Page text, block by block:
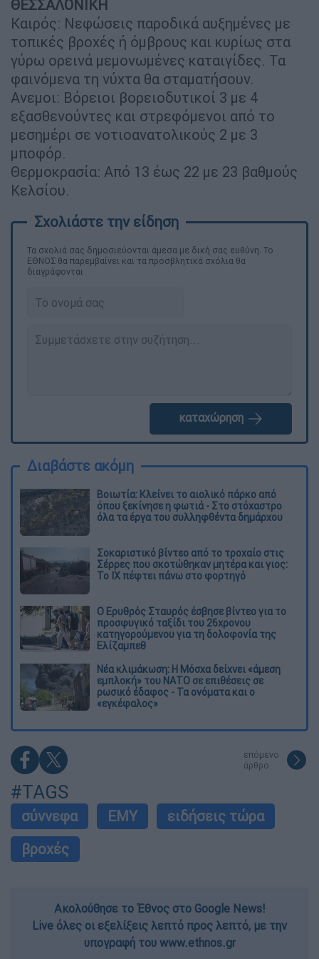
ΘΕΣΣΑΛΟΝΙΚΗ
Καιρός: Νεφώσεις παροδικά αυξημένες με
τοπικές βροχές ή όμβρους και κυρίως στα
γύρω ορεινά μεμονωμένες καταιγίδες. Τα
φαινόμενα τη νύχτα θα σταματήσουν.
Ανεμοι: Βόρειοι βορειοδυτικοί 3 με 4
εξασθενούντες και στρεφόμενοι από το
μεσημέρι σε νοτιοανατολικούς 2 με 3
μποφόρ.
Θερμοκρασία: Από 13 έως 22 με 23 βαθμούς
Κελσίου.
Τα σχολιά σας δημοσιεύονται άμεσα με δική σας ευθύνη. Το
ΕΘΝΟΣ θα παρεμβαίνει και τα προσβλητικά σχόλια θα
διαγράφονται
καταχώρηση
Διαβάστε ακόμη
Βοιωτία: Κλείνει το αιολικό πάρκο από
όπου ξεκίνησε η φωτιά - Στο στόχαστρο
όλα τα έργα του συλληφθέντα δημάρχου
Σοκαριστικό βίντεο από το τροχαίο στις
Σέρρες που σκοτώθηκαν μητέρα και γιος:
Το ΙΧ πέφτει πάνω στο φορτηγό
Ο Ερυθρός Σταυρός έσβησε βίντεο για το
προσφυγικό ταξίδι του 26χρονου
κατηγορούμενου για τη δολοφονία της
Ελίζαμπεθ
Νέα κλιμάκωση: Η Μόσχα δείχνει «άμεση
εμπλοκή» του ΝΑΤΟ σε επιθέσεις σε
ρωσικό έδαφος - Τα ονόματα και ο
«εγκέφαλος»
επόμενο
άρθρο
#TAGS
σύννεφα ΕΜΥ
ειδήσεις τώρα
βροχές
Ακολούθησε το Έθνος στο Google News!
Live όλες οι εξελίξεις λεπτό προς λεπτό, με την
υπογραφή του www.ethnos.gr